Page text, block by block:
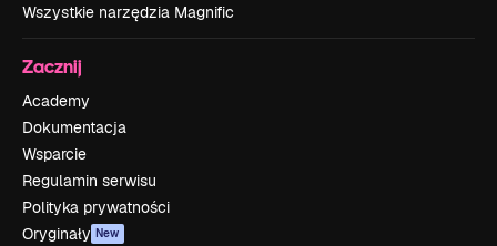
Wszystkie narzędzia Magnific
Zacznij
Academy
Dokumentacja
Wsparcie
Regulamin serwisu
Polityka prywatności
Oryginały New